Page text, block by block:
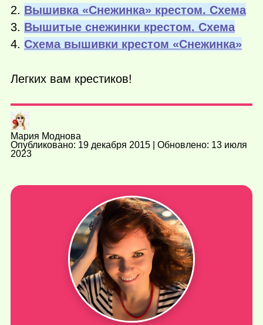
2. Вышивка «Снежинка» крестом. Схема
3. Вышитые снежинки крестом. Схема
4. Схема вышивки крестом «Снежинка»
Легких вам крестиков!
Мария Моднова
Опубликовано: 19 декабря 2015 | Обновлено: 13 июля
2023